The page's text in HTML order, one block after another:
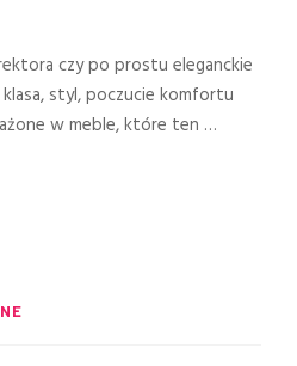
czy po prostu eleganckie
styl, poczucie komfortu
w meble, które ten …